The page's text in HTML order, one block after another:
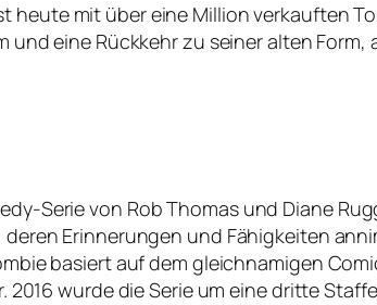
heute mit über eine Million verkauften
und eine Rückkehr zu seiner alten
Serie von Rob Thomas und Diane
Erinnerungen und Fähigkeiten
basiert auf dem gleichnamigen
wurde die Serie um eine dritte